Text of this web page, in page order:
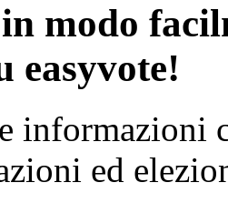
modo
easyvote!
informazioni
ed